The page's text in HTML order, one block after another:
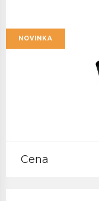
NOVINKA
Cena